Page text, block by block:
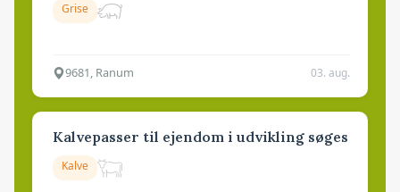
Grise
9681, Ranum 03. aug.
Kalvepasser til ejendom i udvikling søges
Kalve